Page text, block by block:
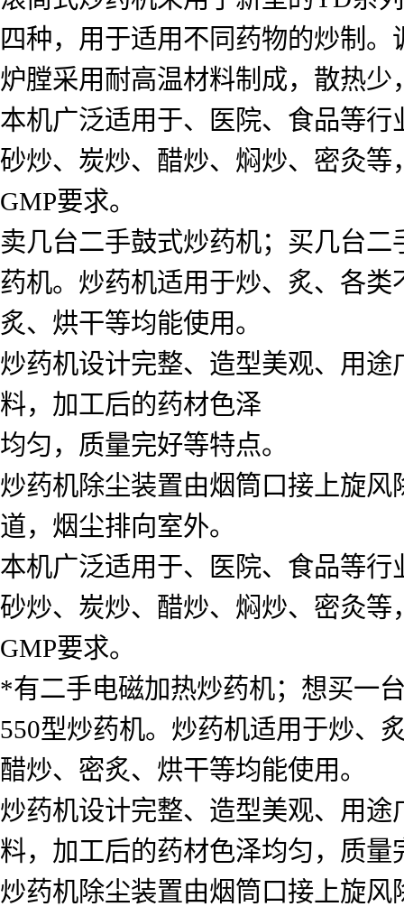
四种，用于适用不同药物的炒制
炉膛采用耐高温材料制成，散热少
本机广泛适用于、医院、食品等
砂炒、炭炒、醋炒、焖炒、密灸
GMP要求。
卖几台二手鼓式炒药机；买几台
药机。炒药机适用于炒、炙、各
炙、烘干等均能使用。
炒药机设计完整、造型美观、用
料，加工后的药材色泽
均匀，质量完好等特点。
炒药机除尘装置由烟筒口接上旋
道，烟尘排向室外。
本机广泛适用于、医院、食品等
砂炒、炭炒、醋炒、焖炒、密灸
GMP要求。
*有二手电磁加热炒药机；想买一
550型炒药机。炒药机适用于炒、
醋炒、密炙、烘干等均能使用。
炒药机设计完整、造型美观、用
料，加工后的药材色泽均匀，质量
炒药机除尘装置由烟筒口接上旋